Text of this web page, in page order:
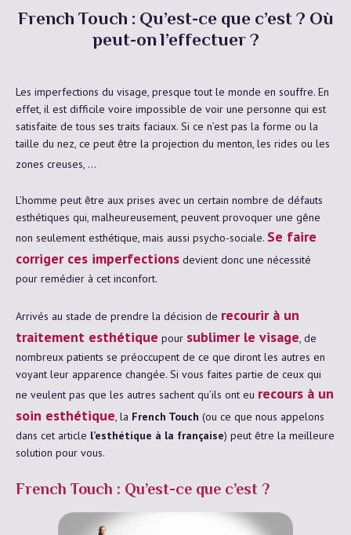
French Touch : Qu’est-ce que c’est ? Où
peut-on l’effectuer ?
Les imperfections du visage, presque tout le monde en souffre. En
effet, il est difficile voire impossible de voir une personne qui est
satisfaite de tous ses traits faciaux. Si ce n’est pas la forme ou la
taille du nez, ce peut être la projection du menton, les rides ou les
zones creuses, …
L’homme peut être aux prises avec un certain nombre de défauts
esthétiques qui, malheureusement, peuvent provoquer une gêne
non seulement esthétique, mais aussi psycho-sociale. Se faire
corriger ces imperfections devient donc une nécessité
pour remédier à cet inconfort.
Arrivés au stade de prendre la décision de recourir à un
traitement esthétique pour sublimer le visage, de
nombreux patients se préoccupent de ce que diront les autres en
voyant leur apparence changée. Si vous faites partie de ceux qui
ne veulent pas que les autres sachent qu’ils ont eu recours à un
soin esthétique, la French Touch (ou ce que nous appelons
dans cet article l’esthétique à la française) peut être la meilleure
solution pour vous.
French Touch : Qu’est-ce que c’est ?